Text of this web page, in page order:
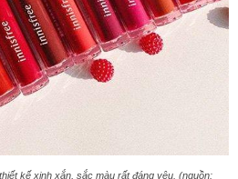
kế xinh xắn, sắc màu rất đáng yêu. (nguồn: